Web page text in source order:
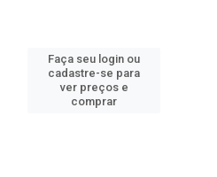
Faça seu login ou
cadastre-se para
ver preços e
comprar